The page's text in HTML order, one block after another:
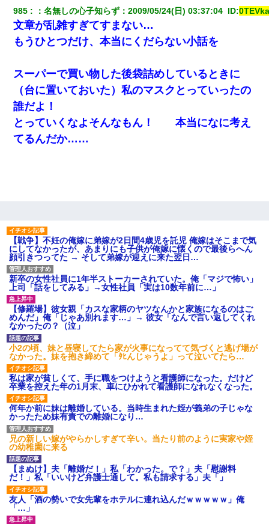
転職先が決まったので退職の意思を伝えたら。上司「無責任」
「簡単には辞めさせない」私（どうせ辞めるし…）→ 思いっきり
反論をしてみた
嫁の妹（26歳）がずっとウチに泊まりに来た結果→俺がヤバイｗ
ｗｗｗｗｗｗｗ
隣の部屋の住民の母親、オートロックを突破してマンションに入
り込んできたみたいで、ずっとドアの前で喚いてて滅茶苦茶うる
さかった。
上司「何なの、この書類！！」私「あの‥」上司「今は私が話し
てるの！」私「ですから」上司「黙って聞きなさい！」私「それ
は」上司「言い訳しない！」→結果ｗｗｗｗｗ
３２歳俺「ずっと好きでした！！付き合って下さい！」 ２５歳
彼女「うん！！絶対幸せになろうね！！！！」 → ７年後ｗｗ
ｗｗｗ
アパートのドアに『ハンザイ者！この人はさいあくの人です』と
張り紙が！大家「面倒はごめんだよ」私「はあ」→警察に行き、
見回りで犯人が捕まったが、それが…｜生活｜ヌルポあんてな
朝起きたら嫁がいなかった。俺（嫁も嫁実家も電話に出ない…不
安だ）→ 仕事を早退して帰宅すると、嫁と嫁両親と知らない男が
２人・・・
旦那が長男のDNA鑑定をしたら血縁関係0%だった。旦那「やっぱ
りウワキしてたんだな…」長男「俺は誰の子供なの？」長女・次
男「ウワキ女！」
友人「酒の勢いで女先輩をホテルに連れ込んだｗｗｗｗｗ」俺
「…」
医者「糖尿病で余命1年です」 ワイ「知らんわｗどうせ死ぬなら
食べる量増やすわｗ」→結果ｗｗｗｗｗ
985 ：名無しの心子知らず ：2009/05/24(日) 03:37:04 ID:
文章が乱雑すぎてすまない…
もうひとつだけ、本当にくだらない小話を
スーパーで買い物した後袋詰めしているときに
（台に置いておいた）私のマスクとっていったの
誰だよ！
とっていくなよそんなもん！ 本当になに考え
てるんだか……
【戦争】不妊の俺嫁に弟嫁が2日間4歳児を託児 俺嫁はそこまで気
にしてなかったが、あまりにも子供が俺嫁に懐くので最後らへん
顔引きつってた → そして弟嫁が迎えに来た翌日…
新卒の女性社員に1年半ストーカーされていた。俺「マジで怖い」
上司「話をしてみる」→女性社員「実は10数年前に…」
【修羅場】彼女親「カスな家柄のヤツなんかと家族になるのはご
めんだ」俺「じゃあ別れます…」→ 彼女「なんで言い返してくれ
なかったの？（泣」
小2の頃、妹と昼寝してたら家が火事になってて気づくと逃げ場が
なかった。妹を抱き締めて「ﾀﾋんじゃうよ」って泣いてたら…
私は家が貧しくて、手に職をつけようと看護師になった。だけど
卒業を控えた年の1月末、車にひかれて看護師になれなくなった。
何年か前に妹は離婚している。当時生まれた姪が義弟の子じゃな
かったため妹有責での離婚になり…
兄の新しい嫁がやらかしすぎて辛い。当たり前のように実家や姪
の幼稚園に来る
【まぬけ】夫「離婚だ！」私「わかった。で？」夫「慰謝料
だ！」私「いいけど弁護士通して。私も請求する」夫「」
友人「酒の勢いで女先輩をホテルに連れ込んだｗｗｗｗｗ」俺
「…」